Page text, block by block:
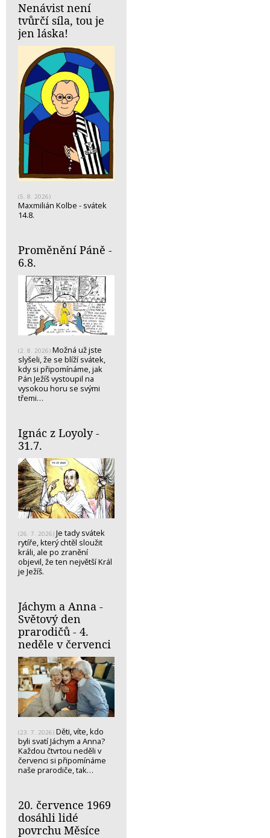
Nenávist není
tvůrčí síla, tou je
jen láska!
(5. 8. 2026)
Maxmilián Kolbe - svátek
14.8.
Proměnění Páně -
6.8.
(2. 8. 2026) Možná už jste
slyšeli, že se blíží svátek,
kdy si připomínáme, jak
Pán Ježíš vystoupil na
vysokou horu se svými
třemi…
Ignác z Loyoly -
31.7.
(26. 7. 2026) Je tady svátek
rytíře, který chtěl sloužit
králi, ale po zranění
objevil, že ten největší Král
je Ježíš.
Jáchym a Anna -
Světový den
prarodičů - 4.
neděle v červenci
(23. 7. 2026) Děti, víte, kdo
byli svatí Jáchym a Anna?
Každou čtvrtou neděli v
červenci si připomínáme
naše prarodiče, tak…
20. července 1969
dosáhli lidé
povrchu Měsíce